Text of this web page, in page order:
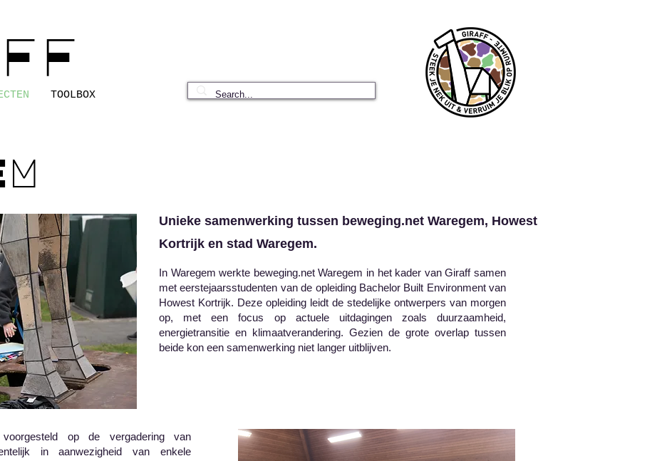
TOOLBOX
Unieke samenwerking tussen beweging.net Waregem, Howest
Kortrijk en stad Waregem.
op de vergadering van
in aanwezigheid van enkele
In Waregem werkte beweging.net Waregem in het kader van Giraff samen
met eerstejaarsstudenten van de opleiding Bachelor Built Environment van
Howest Kortrijk. Deze opleiding leidt de stedelijke ontwerpers van morgen
op, met een focus op actuele uitdagingen zoals duurzaamheid,
energietransitie en klimaatverandering. Gezien de grote overlap tussen
beide kon een samenwerking niet langer uitblijven.